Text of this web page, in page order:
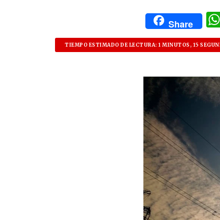
Share
TIEMPO ESTIMADO DE LECTURA: 1 MINUTOS, 15